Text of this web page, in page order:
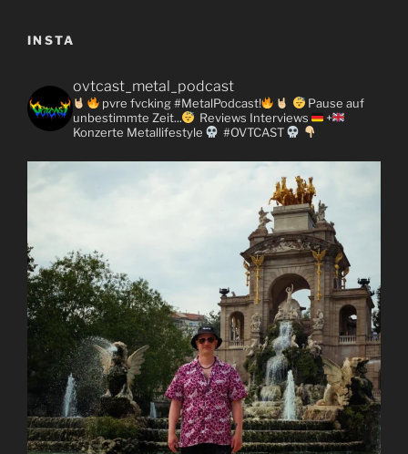
INSTA
ovtcast_metal_podcast
pvre fvcking #MetalPodcast!
Pause auf
unbestimmte Zeit...
Reviews Interviews
+
Konzerte Metallifestyle #OVTCAST